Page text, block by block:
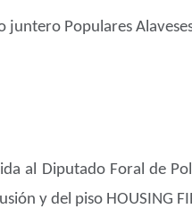
Populares
al Diputado Foral de
y del piso HOUSING